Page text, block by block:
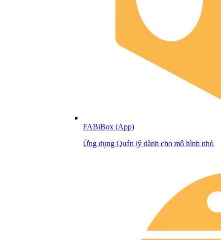
FABiBox (App)
Ứng dụng Quản lý dành cho mô hình nhỏ